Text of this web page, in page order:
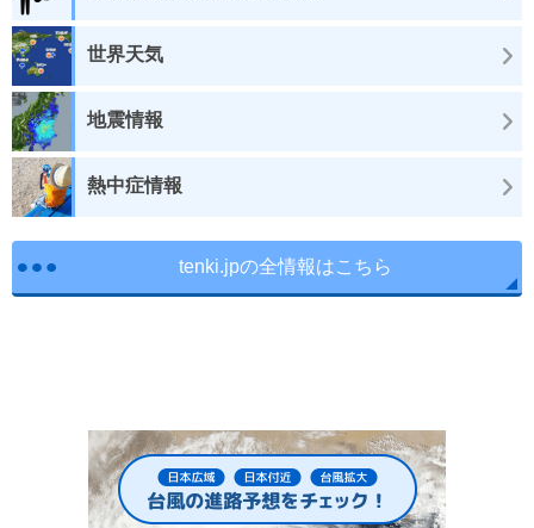
世界天気
地震情報
熱中症情報
tenki.jpの全情報はこちら